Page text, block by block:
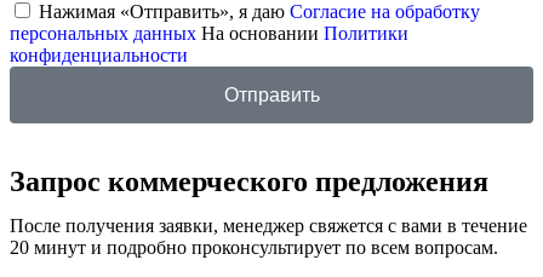
Нажимая «Отправить», я даю Согласие на обработку
персональных данных На основании Политики
конфиденциальности
Отправить
Запрос коммерческого предложения
После получения заявки, менеджер свяжется с вами в течение
20 минут и подробно проконсультирует по всем вопросам.